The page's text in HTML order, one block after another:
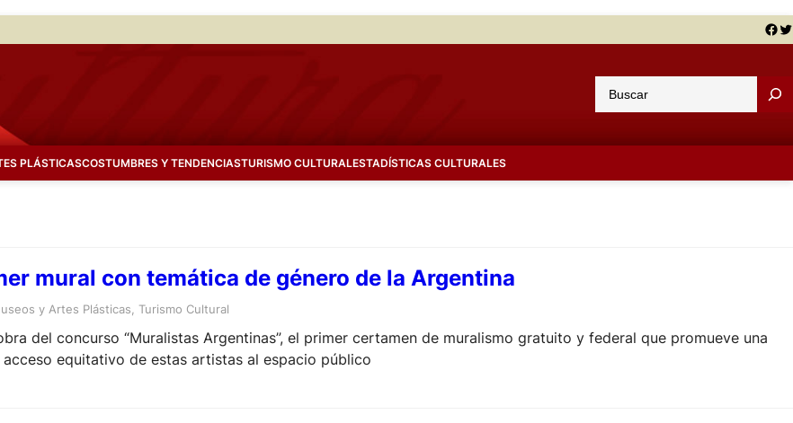
Facebook Twitter
u
a
PLÁSTICASCOSTUMBRES Y TENDENCIASTURISMO CULTURALESTADÍSTICAS CULTURALES
mural con temática de género de la Argentina
y Artes Plásticas Turismo Cultural
del concurso “Muralistas Argentinas”, el primer certamen de muralismo gratuito y federal que promueve una
equitativo de estas artistas al espacio público